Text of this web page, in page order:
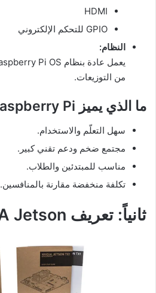
HDMI
GPIO للتحكم الإلكتروني
النظام:
من التوزيعات.
ما الذي يميز Raspberry Pi؟
سهل التعلّم والاستخدام.
مجتمع ضخم ودعم تقني كبير.
مناسب للمبتدئين والطلاب.
تكلفة منخفضة مقارنة بالمنافسين.
ثانياً: تعريف NVIDIA Jetson